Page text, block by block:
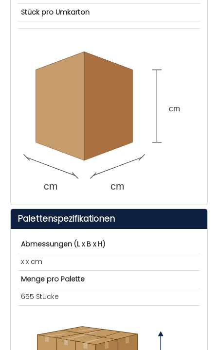
Stück pro Umkarton
cm cm
cm
Palettenspezifikationen
Abmessungen (L x B x H)
x x cm
Menge pro Palette
655 Stücke